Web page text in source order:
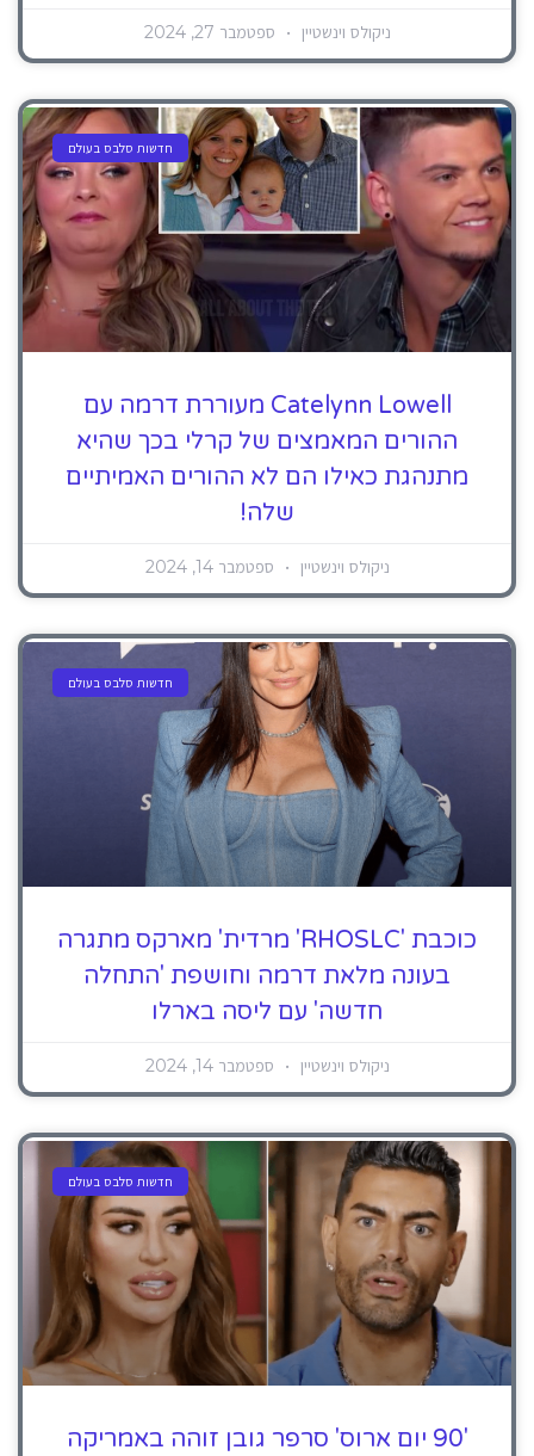
ניקולס וינשטיין ספטמבר 27, 2024
חדשות סלבס בעולם
Catelynn Lowell מעוררת דרמה עם
ההורים המאמצים של קרלי בכך שהיא
מתנהגת כאילו הם לא ההורים האמיתיים
שלה!
ניקולס וינשטיין ספטמבר 14, 2024
חדשות סלבס בעולם
כוכבת 'RHOSLC' מרדית' מארקס מתגרה
בעונה מלאת דרמה וחושפת 'התחלה
חדשה' עם ליסה בארלו
ניקולס וינשטיין ספטמבר 14, 2024
חדשות סלבס בעולם
'90 יום ארוס' סרפר גובן זוהה באמריקה